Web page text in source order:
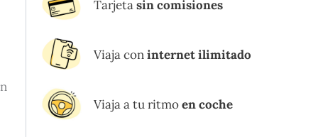
Tarjetasin comisiones
Viaja coninternet ilimitado
Viaja a tu ritmoen coche